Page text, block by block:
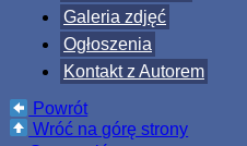
Galeria zdjęć
Ogłoszenia
Kontakt z Autorem
Powrót
Wróć na górę strony